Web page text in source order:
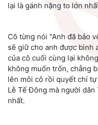
lại là gánh nặng to lớn
Cô từng nói "Anh đã bảo
sẽ giữ cho anh được bình
của cô cuối cùng lại
không muốn trốn, chẳng
lên môi cô rồi quyết chí
Lễ Tế Đông mà người
nhất.